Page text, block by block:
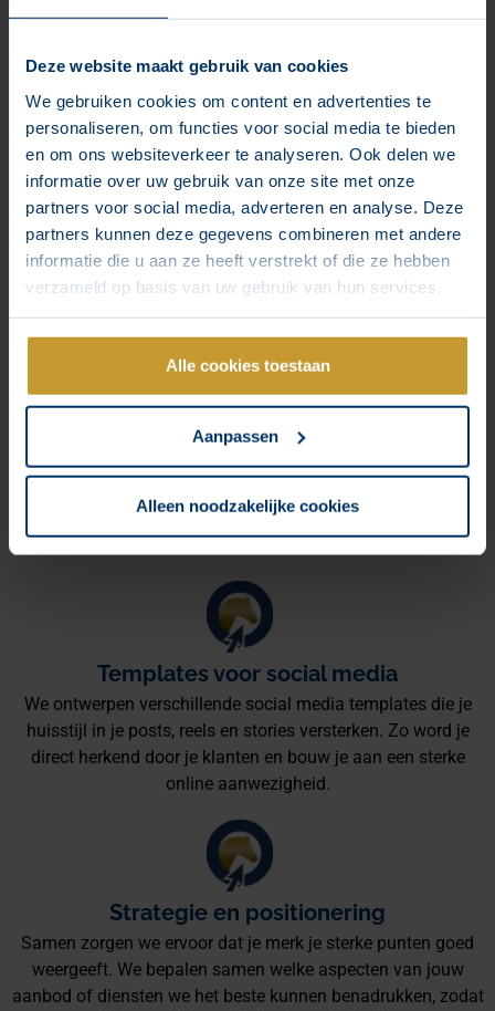
Deze website maakt gebruik van cookies
We gebruiken cookies om content en advertenties te
personaliseren, om functies voor social media te bieden
en om ons websiteverkeer te analyseren. Ook delen we
informatie over uw gebruik van onze site met onze
partners voor social media, adverteren en analyse. Deze
partners kunnen deze gegevens combineren met andere
informatie die u aan ze heeft verstrekt of die ze hebben
verzameld op basis van uw gebruik van hun services.
Alle cookies toestaan
Aanpassen
Alleen noodzakelijke cookies
Onze ontwerpen omvatten alles wat je nodig hebt, van
elementen die jouw merkverhaal vertellen.
Updaten van bestaande logo
Net als je website heeft je logo af en toe een update nodig.
Wij zorgen ervoor dat je logo weer up-to-date is en bespreken
verschillende opties met onze ontwerpers om je logo
Doorvoeren van de huisstijl
We zorgen ervoor dat je huisstijl naadloos wordt
print tot je website en offline media. Consistentie is de sleutel
Templates voor social media
We ontwerpen verschillende social media templates die je
huisstijl in je posts, reels en stories versterken. Zo word je
direct herkend door je klanten en bouw je aan een sterke
online aanwezigheid.
Strategie en positionering
Samen zorgen we ervoor dat je merk je sterke punten goed
weergeeft. We bepalen samen welke aspecten van jouw
aanbod of diensten we het beste kunnen benadrukken, zodat